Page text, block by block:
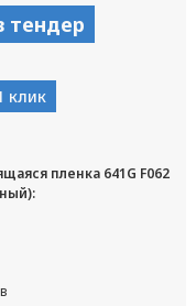
тендер
клик
пленка 641G F062